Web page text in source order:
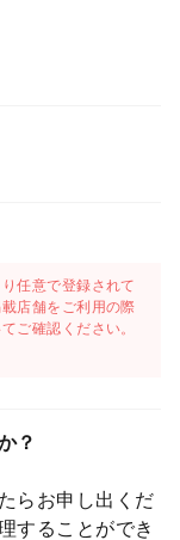
任意で登録されて
店舗をご利用の際
ご確認ください。
？
らお申し出くだ
することができ